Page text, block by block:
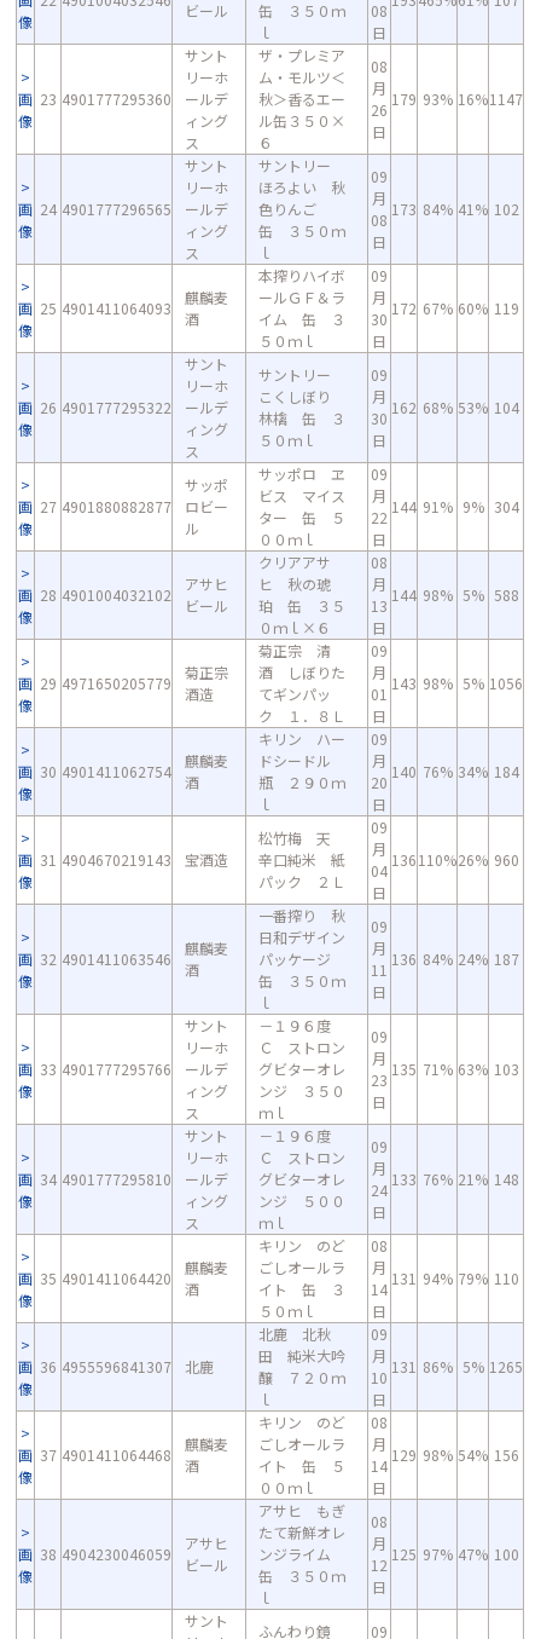
像
ビール
缶 ３５０ｍ
ｌ
08
日
画
像
23 4901777295360
サント
リーホ
ールデ
ィング
ス
ザ・プレミア
ム・モルツ＜
秋＞香るエー
ル缶３５０×
６
08
月
26
日
179 93% 16%1147
画
像
24 4901777296565
サント
リーホ
ールデ
ィング
ス
サントリー
ほろよい 秋
色りんご
缶 ３５０ｍ
ｌ
09
月
08
日
173 84% 41% 102
画
像
25 4901411064093
麒麟麦
酒
本搾りハイボ
ールＧＦ＆ラ
イム 缶 ３
５０ｍｌ
09
月
30
日
172 67% 60% 119
画
像
26 4901777295322
サント
リーホ
ールデ
ィング
ス
サントリー
こくしぼり
林檎 缶 ３
５０ｍｌ
09
月
30
日
162 68% 53% 104
画
像
27 4901880882877
サッポ
ロビー
ル
サッポロ ヱ
ビス マイス
ター 缶 ５
００ｍｌ
09
月
22
日
144 91% 9% 304
画
像
28 4901004032102
アサヒ
ビール
クリアアサ
ヒ 秋の琥
珀 缶 ３５
０ｍｌ×６
08
月
13
日
144 98% 5% 588
画
像
29 4971650205779
菊正宗
酒造
菊正宗 清
酒 しぼりた
てギンパッ
ク １．８Ｌ
09
月
01
日
143 98% 5% 1056
画
像
30 4901411062754
麒麟麦
酒
キリン ハー
ドシードル
瓶 ２９０ｍ
ｌ
09
月
20
日
140 76% 34% 184
画
像
31 4904670219143 宝酒造
松竹梅 天
辛口純米 紙
パック ２Ｌ
09
月
04
日
136110%26% 960
画
像
32 4901411063546
麒麟麦
酒
一番搾り 秋
日和デザイン
パッケージ
缶 ３５０ｍ
ｌ
09
月
11
日
136 84% 24% 187
画
像
33 4901777295766
サント
リーホ
ールデ
ィング
ス
－１９６度
Ｃ ストロン
グビターオレ
ンジ ３５０
ｍｌ
09
月
23
日
135 71% 63% 103
画
像
34 4901777295810
サント
リーホ
ールデ
ィング
ス
－１９６度
Ｃ ストロン
グビターオレ
ンジ ５００
ｍｌ
09
月
24
日
133 76% 21% 148
画
像
35 4901411064420
麒麟麦
酒
キリン のど
ごしオールラ
イト 缶 ３
５０ｍｌ
08
月
14
日
131 94% 79% 110
画
像
36 4955596841307 北鹿
北鹿 北秋
田 純米大吟
醸 ７２０ｍ
ｌ
09
月
10
日
131 86% 5% 1265
画
像
37 4901411064468
麒麟麦
酒
キリン のど
ごしオールラ
イト 缶 ５
００ｍｌ
08
月
14
日
129 98% 54% 156
画
像
38 4904230046059
アサヒ
ビール
アサヒ もぎ
たて新鮮オレ
ンジライム
缶 ３５０ｍ
ｌ
08
月
12
日
125 97% 47% 100
サント
ふんわり鏡
09